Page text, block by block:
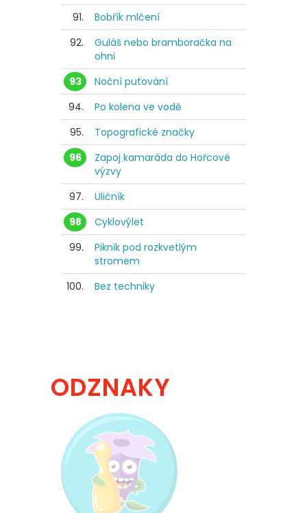
91.
Bobřík mlčení
92.
Guláš nebo bramboračka na
ohni
93
Noční putování
94.
Po kolena ve vodě
95.
Topografické značky
96
Zapoj kamaráda do Hořcové
výzvy
97.
Uličník
98
Cyklovýlet
99.
Piknik pod rozkvetlým
stromem
100.
Bez techniky
ODZNAKY